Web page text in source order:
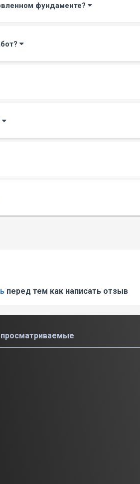
фундаменте?
перед тем как написать отзыв